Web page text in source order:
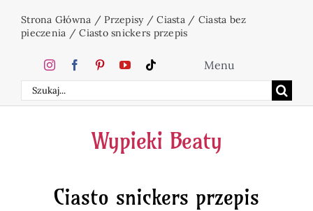
zawartości
Strona Główna /Przepisy/Ciasta/ Ciasta bez
pieczenia /Ciasto snickers przepis
Szukaj
Menu
Home
Ciasta
Desery
Wypieki Beaty
Ciasto snickers przepis